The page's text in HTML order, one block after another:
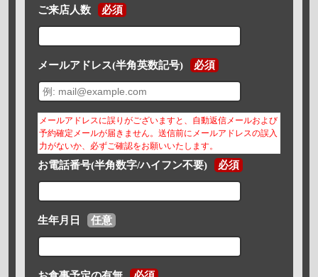
ご来店人数 必須
メールアドレス(半角英数記号) 必須
メールアドレスに誤りがございますと、自動返信メールおよび
予約確定メールが届きません。送信前にメールアドレスの誤入
力がないか、必ずご確認をお願いいたします。
お電話番号(半角数字/ハイフン不要) 必須
生年月日 任意